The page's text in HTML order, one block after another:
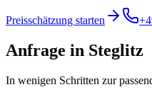
Preisschätzung starten
Anfrage in Steglitz
In wenigen Schritten zur